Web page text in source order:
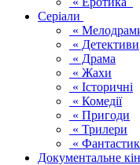
Серіали
«
« Детективи
« Драма
« Жахи
« Історичні
« Комедії
« Пригоди
« Трилери
«
Документальне